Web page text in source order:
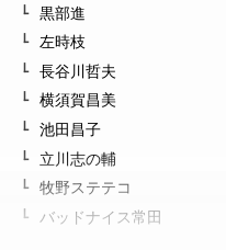
黒部進
左時枝
長谷川哲夫
横須賀昌美
池田昌子
立川志の輔
牧野ステテコ
バッドナイス常田